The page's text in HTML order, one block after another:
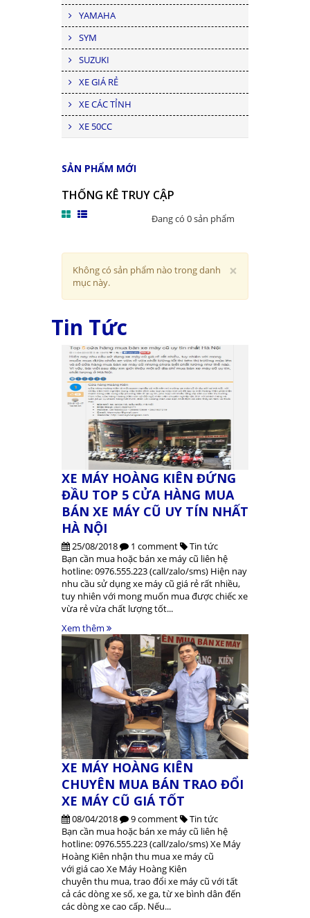
YAMAHA
SYM
SUZUKI
XE GIÁ RẺ
XE CÁC TỈNH
XE 50CC
SẢN PHẨM MỚI
THỐNG KÊ TRUY CẬP
Đang có 0 sản phẩm
×
Không có sản phẩm nào trong danh
mục này.
Tin Tức
XE MÁY HOÀNG KIÊN ĐỨNG
ĐẦU TOP 5 CỬA HÀNG MUA
BÁN XE MÁY CŨ UY TÍN NHẤT
HÀ NỘI
25/08/2018 1 comment
Tin tức
Bạn cần mua hoặc bán xe máy cũ liên hệ
hotline: 0976.555.223 (call/zalo/sms) Hiện nay
nhu cầu sử dụng xe máy cũ giá rẻ rất nhiều,
tuy nhiên với mong muốn mua được chiếc xe
vừa rẻ vừa chất lượng tốt...
Xem thêm
XE MÁY HOÀNG KIÊN
CHUYÊN MUA BÁN TRAO ĐỔI
XE MÁY CŨ GIÁ TỐT
08/04/2018 9 comment
Tin tức
Bạn cần mua hoặc bán xe máy cũ liên hệ
hotline: 0976.555.223 (call/zalo/sms) Xe Máy
Hoàng Kiên nhận thu mua xe máy cũ
với giá cao Xe Máy Hoàng Kiên
chuyên thu mua, trao đổi xe máy cũ với tất
cả các dòng xe số, xe ga, từ xe bình dân đến
các dòng xe cao cấp. Nếu...